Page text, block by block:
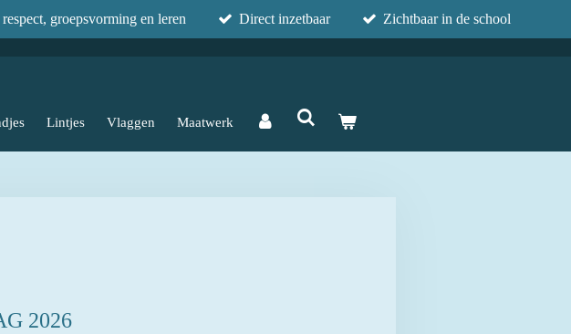
groepsvorming en leren Direct inzetbaar Zichtbaar in de school
Lintjes Vlaggen Maatwerk
2026